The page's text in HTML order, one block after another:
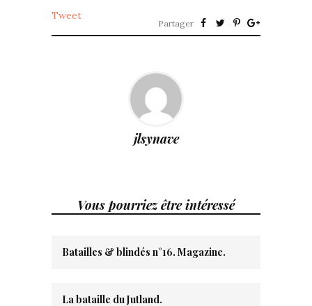
Tweet
Partager
jlsynave
Vous pourriez être intéressé
Batailles & blindés n°16. Magazine.
La bataille du Jutland.